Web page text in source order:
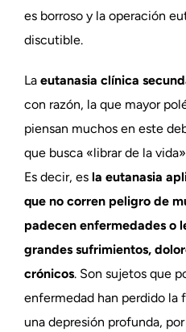
es borroso y la operación
discutible.
La eutanasia clínica
con razón, la que mayor
piensan muchos en este
que busca «librar de la
Es decir, es la eutanasia
que no corren peligro de
padecen enfermedades o
grandes sufrimientos,
crónicos. Son sujetos que
enfermedad han perdido la
una depresión profunda,